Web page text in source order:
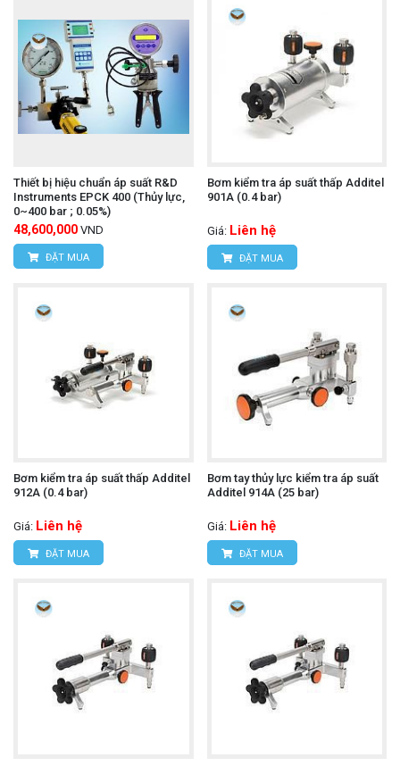
Thiết bị hiệu chuẩn áp suất R&D
Instruments EPCK 400 (Thủy lực,
0~400 bar ; 0.05%)
48,600,000 VND
ĐẶT MUA
Bơm kiểm tra áp suất thấp Additel
901A (0.4 bar)
Giá: Liên hệ
ĐẶT MUA
Bơm kiểm tra áp suất thấp Additel
912A (0.4 bar)
Giá: Liên hệ
ĐẶT MUA
Bơm tay thủy lực kiểm tra áp suất
Additel 914A (25 bar)
Giá: Liên hệ
ĐẶT MUA